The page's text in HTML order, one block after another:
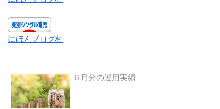
にほんブログ村
６月分の運用実績